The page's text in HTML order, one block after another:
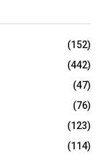
(152)
(442)
(47)
(76)
(123)
(114)